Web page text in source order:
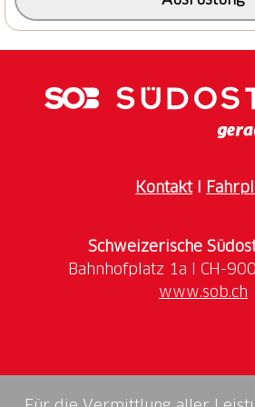
dann Richtung Hasle und
Schüpfheim.
KontaktI
Schweizerische
www.sob.ch